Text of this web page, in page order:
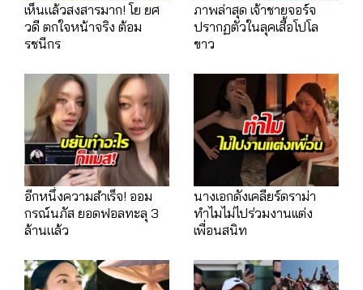
เห็นแล้วสงสารมาก! โย ยศ
วดี ตกใจหน้าจริง ต้อม
รชนีกร
ภาพล่าสุด เจ้าชายจอร์จ
ปรากฏตัวในลุคเสื้อโปโล
ขาว
อีกหนึ่งความสำเร็จ! ออม
กรณ์นภัส ยอดฟอลทะลุ 3
ล้านแล้ว
นางเอกดังเคลียร์ดราม่า
ทำไมไม่ไปร่วมงานเเต่ง
เพื่อนสนิท